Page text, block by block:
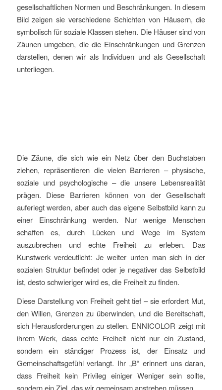
gesellschaftlichen Normen und Beschränkungen. In diesem
Bild zeigen sie verschiedene Schichten von Häusern, die
symbolisch für soziale Klassen stehen. Die Häuser sind von
Zäunen umgeben, die die Einschränkungen und Grenzen
darstellen, denen wir als Individuen und als Gesellschaft
unterliegen.
Die Zäune, die sich wie ein Netz über den Buchstaben
ziehen, repräsentieren die vielen Barrieren – physische,
soziale und psychologische – die unsere Lebensrealität
prägen. Diese Barrieren können von der Gesellschaft
auferlegt werden, aber auch das eigene Selbstbild kann zu
einer Einschränkung werden. Nur wenige Menschen
schaffen es, durch Lücken und Wege im System
auszubrechen und echte Freiheit zu erleben. Das
Kunstwerk verdeutlicht: Je weiter unten man sich in der
sozialen Struktur befindet oder je negativer das Selbstbild
ist, desto schwieriger wird es, die Freiheit zu finden.
Diese Darstellung von Freiheit geht tief – sie erfordert Mut,
den Willen, Grenzen zu überwinden, und die Bereitschaft,
sich Herausforderungen zu stellen. ENNICOLOR zeigt mit
ihrem Werk, dass echte Freiheit nicht nur ein Zustand,
sondern ein ständiger Prozess ist, der Einsatz und
Gemeinschaftsgefühl verlangt. Ihr „B“ erinnert uns daran,
dass Freiheit kein Privileg einiger Weniger sein sollte,
sondern ein Ziel, das wir gemeinsam anstreben müssen.